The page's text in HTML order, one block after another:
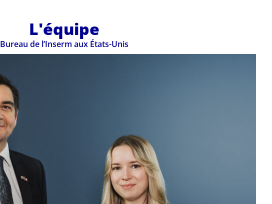
L'équipe
Bureau de l’Inserm aux États-Unis